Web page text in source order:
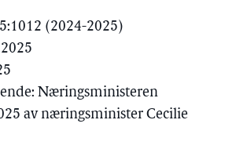
(2024-2025)
Næringsministeren
av næringsminister Cecilie